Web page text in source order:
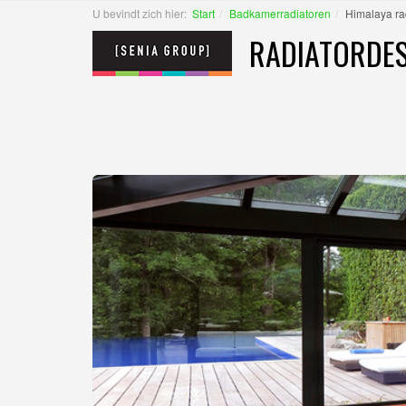
U bevindt zich hier: Start Badkamerradiatoren Himalaya